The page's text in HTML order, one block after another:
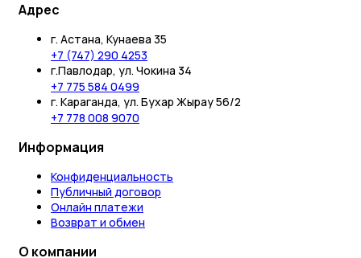
Адрес
г. Астана, Кунаева 35
+7 (747) 290 4253
г.Павлодар, ул. Чокина 34
+7 775 584 0499
г. Караганда, ул. Бухар Жырау 56/2
+7 778 008 9070
Информация
Конфиденциальность
Публичный договор
Онлайн платежи
Возврат и обмен
О компании